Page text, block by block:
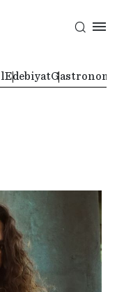
EdebiyatGastronomi